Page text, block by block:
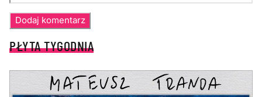
PŁYTA TYGODNIA